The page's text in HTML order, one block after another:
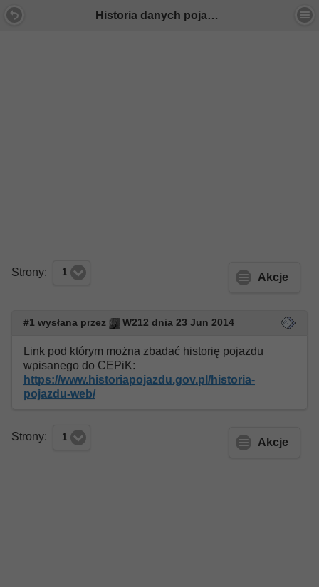
Historia danych pojazdu - CEPiK - Forum Mercedes E-Klasa
Strony: 1 Akcje
#1 wysłana przez W212 dnia 23 Jun 2014
Link pod którym można zbadać historię pojazdu
wpisanego do CEPiK:
https://www.historiapojazdu.gov.pl/historia-
pojazdu-web/
Strony: 1 Akcje